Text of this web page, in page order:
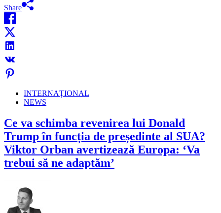
Share
INTERNAȚIONAL
NEWS
Ce va schimba revenirea lui Donald
Trump în funcția de președinte al SUA?
Viktor Orban avertizează Europa: ‘Va
trebui să ne adaptăm’